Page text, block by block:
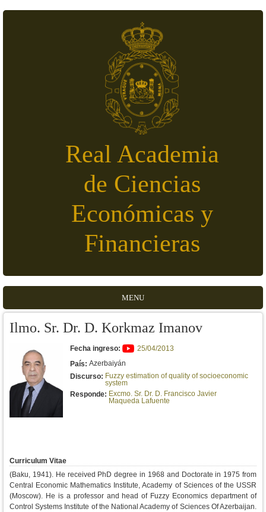
Real Academia
de Ciencias
Económicas y
Financieras
MENU
Ilmo. Sr. Dr. D. Korkmaz Imanov
Fecha ingreso:
25/04/2013
País: Azerbaiyán
Discurso: Fuzzy estimation of quality of socioeconomic
system
Responde: Excmo. Sr. Dr. D. Francisco Javier
Maqueda Lafuente
Curriculum Vitae
(Baku, 1941). He received PhD degree in 1968 and Doctorate in 1975 from
Central Economic Mathematics Institute, Academy of Sciences of the USSR
(Moscow). He is a professor and head of Fuzzy Economics department of
Control Systems Institute of the National Academy of Sciences Of Azerbaijan.